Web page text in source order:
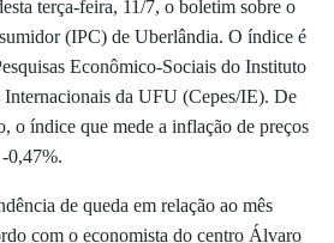
terça-feira, 11/7, o boletim sobre o
(IPC) de Uberlândia. O índice é
Econômico-Sociais do Instituto
Internacionais da UFU (Cepes/IE). De
o índice que mede a inflação de preços
0,47%.
de queda em relação ao mês
com o economista do centro Álvaro